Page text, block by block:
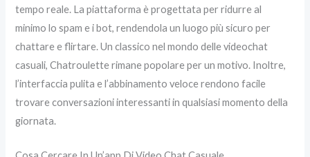
tempo reale. La piattaforma è progettata per ridurre al
minimo lo spam e i bot, rendendola un luogo più sicuro per
chattare e flirtare. Un classico nel mondo delle videochat
casuali, Chatroulette rimane popolare per un motivo. Inoltre,
l’interfaccia pulita e l’abbinamento veloce rendono facile
trovare conversazioni interessanti in qualsiasi momento della
giornata.